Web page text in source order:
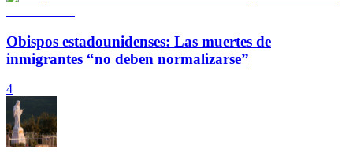
Obispos estadounidenses: Las muertes de
inmigrantes “no deben normalizarse”
4